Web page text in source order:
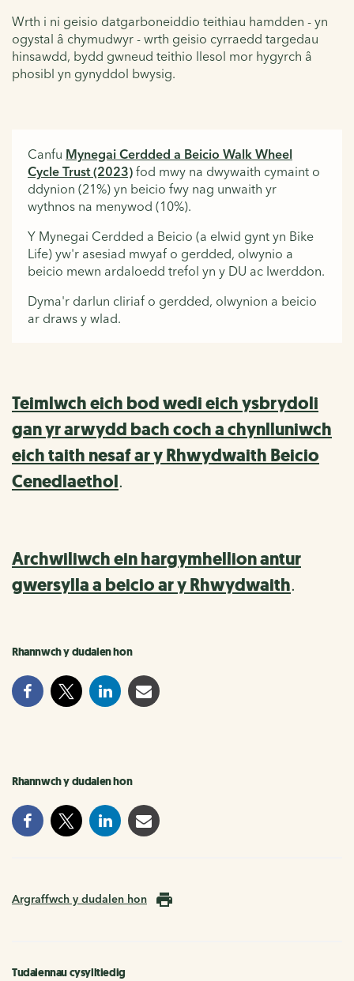
Wrth i ni geisio datgarboneiddio teithiau hamdden - yn
ogystal â chymudwyr - wrth geisio cyrraedd targedau
hinsawdd, bydd gwneud teithio llesol mor hygyrch â
phosibl yn gynyddol bwysig.
Canfu Mynegai Cerdded a Beicio Walk Wheel
Cycle Trust (2023) fod mwy na dwywaith cymaint o
ddynion (21%) yn beicio fwy nag unwaith yr
wythnos na menywod (10%).
Y Mynegai Cerdded a Beicio (a elwid gynt yn Bike
Life) yw'r asesiad mwyaf o gerdded, olwynio a
beicio mewn ardaloedd trefol yn y DU ac Iwerddon.
Dyma'r darlun cliriaf o gerdded, olwynion a beicio
ar draws y wlad.
Teimlwch eich bod wedi eich ysbrydoli
gan yr arwydd bach coch a chynlluniwch
eich taith nesaf ar y Rhwydwaith Beicio
Cenedlaethol.
Archwiliwch ein hargymhellion antur
gwersylla a beicio ar y Rhwydwaith.
Rhannwch y dudalen hon
Rhannwch y dudalen hon
Argraffwch y dudalen hon
Tudalennau cysylltiedig